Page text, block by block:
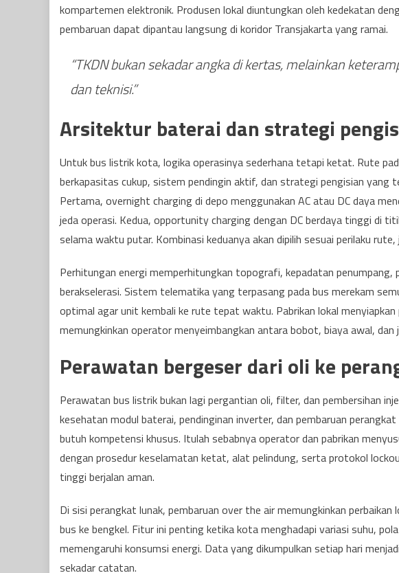
kompartemen elektronik. Produsen lokal diuntungkan oleh kedekatan
pembaruan dapat dipantau langsung di koridor Transjakarta yang ramai.
“TKDN bukan sekadar angka di kertas, melainkan
dan teknisi.”
Arsitektur baterai dan strategi
Untuk bus listrik kota, logika operasinya sederhana tetapi ketat. Rute
berkapasitas cukup, sistem pendingin aktif, dan strategi pengisian yang
Pertama, overnight charging di depo menggunakan AC atau DC daya
jeda operasi. Kedua, opportunity charging dengan DC berdaya tinggi di
selama waktu putar. Kombinasi keduanya akan dipilih sesuai perilaku
Perhitungan energi memperhitungkan topografi, kepadatan penumpang,
berakselerasi. Sistem telematika yang terpasang pada bus merekam
optimal agar unit kembali ke rute tepat waktu. Pabrikan lokal
memungkinkan operator menyeimbangkan antara bobot, biaya awal, dan
Perawatan bergeser dari oli ke
Perawatan bus listrik bukan lagi pergantian oli, filter, dan pembersihan
kesehatan modul baterai, pendinginan inverter, dan pembaruan
butuh kompetensi khusus. Itulah sebabnya operator dan pabrikan
dengan prosedur keselamatan ketat, alat pelindung, serta protokol
tinggi berjalan aman.
Di sisi perangkat lunak, pembaruan over the air memungkinkan
bus ke bengkel. Fitur ini penting ketika kota menghadapi variasi suhu,
memengaruhi konsumsi energi. Data yang dikumpulkan setiap hari
sekadar catatan.